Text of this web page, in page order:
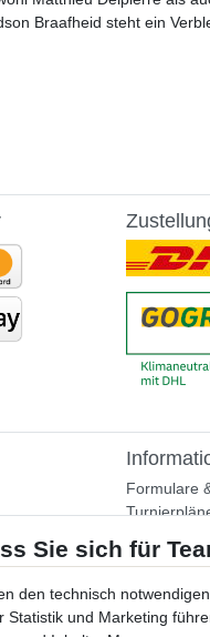
Braafheid steht ein
Formulare
Tipps &
den technisch
Statistik und Marketing